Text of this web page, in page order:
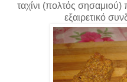
ταχίνι (πολτός
εξαιρετικό